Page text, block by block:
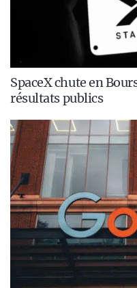
SpaceX chute en
résultats publics